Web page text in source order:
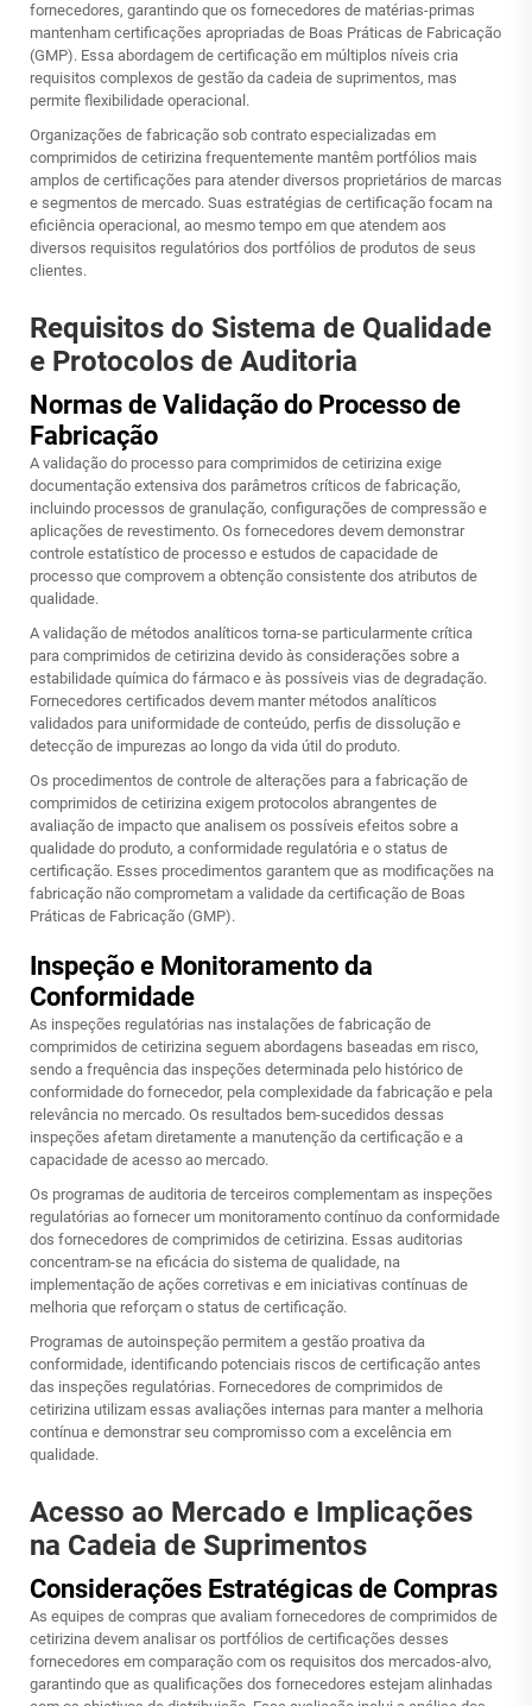
fornecedores, garantindo que os fornecedores de matérias-primas
mantenham certificações apropriadas de Boas Práticas de Fabricação
(GMP). Essa abordagem de certificação em múltiplos níveis cria
requisitos complexos de gestão da cadeia de suprimentos, mas
permite flexibilidade operacional.
Organizações de fabricação sob contrato especializadas em
comprimidos de cetirizina frequentemente mantêm portfólios mais
amplos de certificações para atender diversos proprietários de marcas
e segmentos de mercado. Suas estratégias de certificação focam na
eficiência operacional, ao mesmo tempo em que atendem aos
diversos requisitos regulatórios dos portfólios de produtos de seus
clientes.
Requisitos do Sistema de Qualidade
e Protocolos de Auditoria
Normas de Validação do Processo de
Fabricação
A validação do processo para comprimidos de cetirizina exige
documentação extensiva dos parâmetros críticos de fabricação,
incluindo processos de granulação, configurações de compressão e
aplicações de revestimento. Os fornecedores devem demonstrar
controle estatístico de processo e estudos de capacidade de
processo que comprovem a obtenção consistente dos atributos de
qualidade.
A validação de métodos analíticos torna-se particularmente crítica
para comprimidos de cetirizina devido às considerações sobre a
estabilidade química do fármaco e às possíveis vias de degradação.
Fornecedores certificados devem manter métodos analíticos
validados para uniformidade de conteúdo, perfis de dissolução e
detecção de impurezas ao longo da vida útil do produto.
Os procedimentos de controle de alterações para a fabricação de
comprimidos de cetirizina exigem protocolos abrangentes de
avaliação de impacto que analisem os possíveis efeitos sobre a
qualidade do produto, a conformidade regulatória e o status de
certificação. Esses procedimentos garantem que as modificações na
fabricação não comprometam a validade da certificação de Boas
Práticas de Fabricação (GMP).
Inspeção e Monitoramento da
Conformidade
As inspeções regulatórias nas instalações de fabricação de
comprimidos de cetirizina seguem abordagens baseadas em risco,
sendo a frequência das inspeções determinada pelo histórico de
conformidade do fornecedor, pela complexidade da fabricação e pela
relevância no mercado. Os resultados bem-sucedidos dessas
inspeções afetam diretamente a manutenção da certificação e a
capacidade de acesso ao mercado.
Os programas de auditoria de terceiros complementam as inspeções
regulatórias ao fornecer um monitoramento contínuo da conformidade
dos fornecedores de comprimidos de cetirizina. Essas auditorias
concentram-se na eficácia do sistema de qualidade, na
implementação de ações corretivas e em iniciativas contínuas de
melhoria que reforçam o status de certificação.
Programas de autoinspeção permitem a gestão proativa da
conformidade, identificando potenciais riscos de certificação antes
das inspeções regulatórias. Fornecedores de comprimidos de
cetirizina utilizam essas avaliações internas para manter a melhoria
contínua e demonstrar seu compromisso com a excelência em
qualidade.
Acesso ao Mercado e Implicações
na Cadeia de Suprimentos
Considerações Estratégicas de Compras
As equipes de compras que avaliam fornecedores de comprimidos de
cetirizina devem analisar os portfólios de certificações desses
fornecedores em comparação com os requisitos dos mercados-alvo,
garantindo que as qualificações dos fornecedores estejam alinhadas